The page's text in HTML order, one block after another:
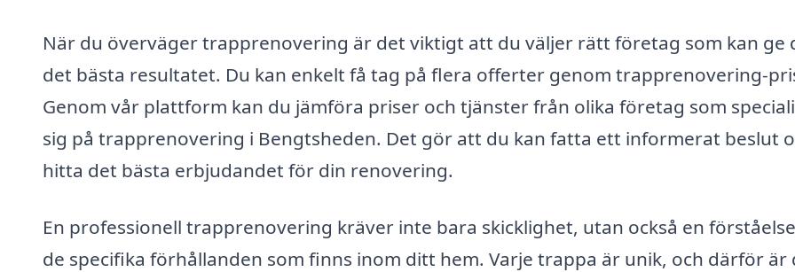
När du överväger trapprenovering är det viktigt att du väljer rätt företag som kan ge
det bästa resultatet. Du kan enkelt få tag på flera offerter genom trapprenovering-
Genom vår plattform kan du jämföra priser och tjänster från olika företag som
sig på trapprenovering i Bengtsheden. Det gör att du kan fatta ett informerat beslut
hitta det bästa erbjudandet för din renovering.
En professionell trapprenovering kräver inte bara skicklighet, utan också en
de specifika förhållanden som finns inom ditt hem. Varje trappa är unik, och därför är